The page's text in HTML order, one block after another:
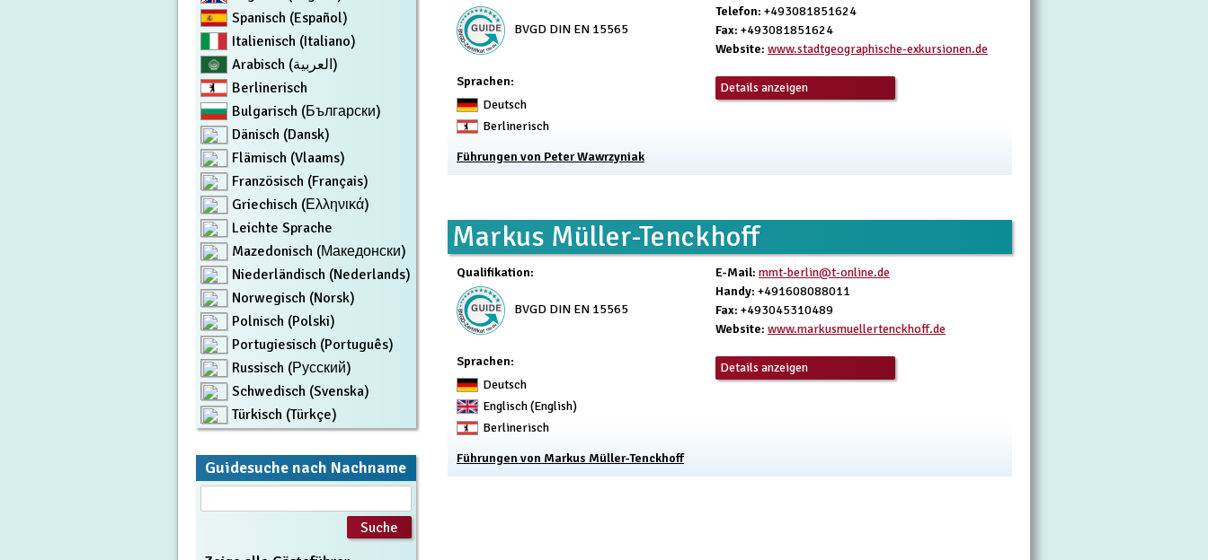
BVGD DIN EN 15565
Sprachen:
Deutsch
Berlinerisch
Telefon: +493081851624
Fax: +493081851624
Website: www.stadtgeographische-exkursionen.de
Details anzeigen
Führungen von Peter Wawrzyniak
Markus Müller-Tenckhoff
Qualifikation:
BVGD DIN EN 15565
Sprachen:
Deutsch
Englisch (English)
Berlinerisch
E-Mail: mmt-berlin@t-online.de
Handy: +491608088011
Fax: +493045310489
Website: www.markusmuellertenckhoff.de
Details anzeigen
Führungen von Markus Müller-Tenckhoff
Spanisch (Español)
Italienisch (Italiano)
Arabisch (العربية)
Berlinerisch
Bulgarisch (Български)
Dänisch (Dansk)
Flämisch (Vlaams)
Französisch (Français)
Griechisch (Ελληνικά)
Leichte Sprache
Mazedonisch (Македонски)
Niederländisch (Nederlands)
Norwegisch (Norsk)
Polnisch (Polski)
Portugiesisch (Português)
Russisch (Русский)
Schwedisch (Svenska)
Türkisch (Türkçe)
Guidesuche nach Nachname